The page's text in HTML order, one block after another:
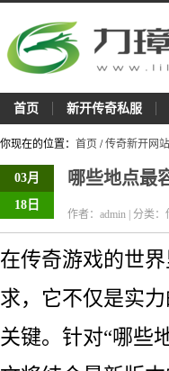
首页 新开传奇私服
你现在的位置： 首页 /传奇新开网站
03月
18日
哪些地点最
作者：admin | 分类：
在传奇游戏的世
求，它不仅是实
关键。针对“哪些